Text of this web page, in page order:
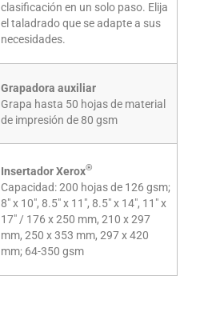
clasificación en un solo paso. Elija
el taladrado que se adapte a sus
necesidades.
Grapadora auxiliar
Grapa hasta 50 hojas de material
de impresión de 80 gsm
Insertador Xerox®
Capacidad: 200 hojas de 126 gsm;
8" x 10", 8.5" x 11", 8.5" x 14", 11" x
17" / 176 x 250 mm, 210 x 297
mm, 250 x 353 mm, 297 x 420
mm; 64-350 gsm